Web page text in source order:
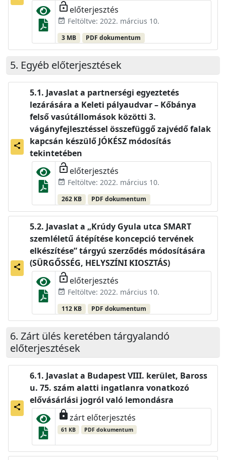
lock_open előterjesztés
event_available Feltöltve: 2022. március 10.
3 MB PDF dokumentum
Egyéb előterjesztések
share
Javaslat a partnerségi egyeztetés
lezárására a Keleti pályaudvar – Kőbánya
felső vasútállomások közötti 3.
vágányfejlesztéssel összefüggő zajvédő falak
kapcsán készülő JÓKÉSZ módosítás
tekintetében
lock_open előterjesztés
event_available Feltöltve: 2022. március 10.
262 KB PDF dokumentum
share
Javaslat a „Krúdy Gyula utca SMART
szemléletű átépítése koncepció tervének
elkészítése” tárgyú szerződés módosítására
(SÜRGŐSSÉG, HELYSZÍNI KIOSZTÁS)
lock_open előterjesztés
event_available Feltöltve: 2022. március 10.
112 KB PDF dokumentum
Zárt ülés keretében tárgyalandó
előterjesztések
share
Javaslat a Budapest VIII. kerület, Baross
u. 75. szám alatti ingatlanra vonatkozó
elővásárlási jogról való lemondásra
lockzárt előterjesztés
61 KB PDF dokumentum